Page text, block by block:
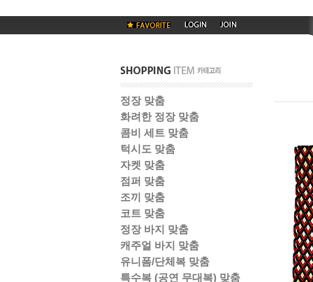
정장 맞춤
화려한 정장 맞춤
콤비 세트 맞춤
턱시도 맞춤
자켓 맞춤
점퍼 맞춤
조끼 맞춤
코트 맞춤
정장 바지 맞춤
캐주얼 바지 맞춤
유니폼/단체복 맞춤
특수복 (공연 무대복) 맞춤